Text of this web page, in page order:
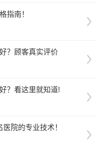
指南！
？顾客真实评价
？看这里就知道!
院的专业技术！